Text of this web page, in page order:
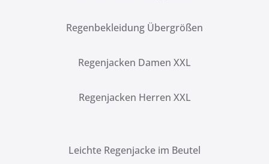
Regenbekleidung Übergrößen
Regenjacken Damen XXL
Regenjacken Herren XXL
Leichte Regenjacke im Beutel